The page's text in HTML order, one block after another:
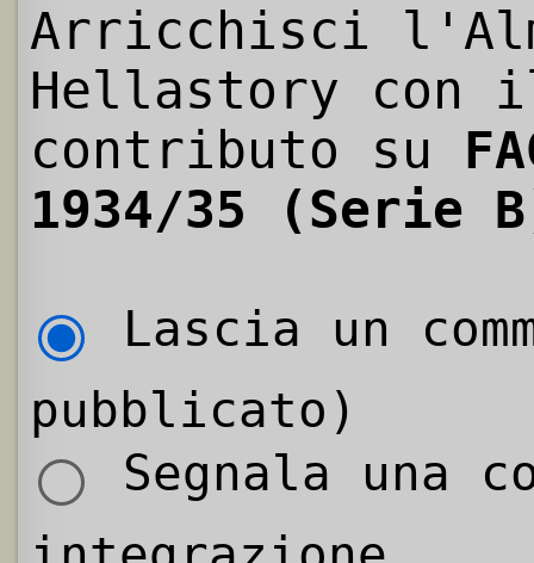
Arricchisci
Hellastory con
contributo su
1934/35 (Serie
Lascia un
pubblicato)
Segnala una